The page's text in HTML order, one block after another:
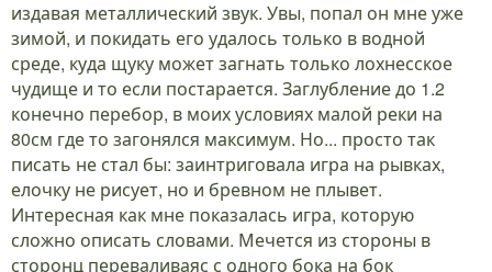
издавая металлический звук. Увы, попал он мне уже
зимой, и покидать его удалось только в водной
среде, куда щуку может загнать только лохнесское
чудище и то если постарается. Заглубление до 1.2
конечно перебор, в моих условиях малой реки на
80см где то загонялся максимум. Но... просто так
писать не стал бы: заинтриговала игра на рывках,
елочку не рисует, но и бревном не плывет.
Интересная как мне показалась игра, которую
сложно описать словами. Мечется из стороны в
сторонц переваливаяс с одного бока на бок